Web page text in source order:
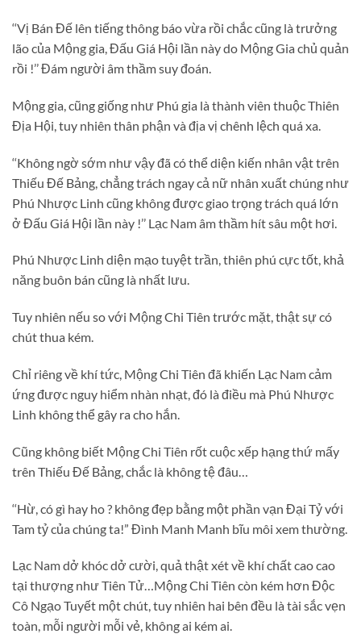
‘‘Vị Bán Đế lên tiếng thông báo vừa rồi chắc cũng là trưởng
lão của Mộng gia, Đấu Giá Hội lần này do Mộng Gia chủ quản
rồi !’’ Đám người âm thầm suy đoán.
Mộng gia, cũng giống như Phú gia là thành viên thuộc Thiên
Địa Hội, tuy nhiên thân phận và địa vị chênh lệch quá xa.
‘‘Không ngờ sớm như vậy đã có thể diện kiến nhân vật trên
Thiếu Đế Bảng, chẳng trách ngay cả nữ nhân xuất chúng như
Phú Nhược Linh cũng không được giao trọng trách quá lớn
ở Đấu Giá Hội lần này !’’ Lạc Nam âm thầm hít sâu một hơi.
Phú Nhược Linh diện mạo tuyệt trần, thiên phú cực tốt, khả
năng buôn bán cũng là nhất lưu.
Tuy nhiên nếu so với Mộng Chi Tiên trước mặt, thật sự có
chút thua kém.
Chỉ riêng về khí tức, Mộng Chi Tiên đã khiến Lạc Nam cảm
ứng được nguy hiểm nhàn nhạt, đó là điều mà Phú Nhược
Linh không thể gây ra cho hắn.
Cũng không biết Mộng Chi Tiên rốt cuộc xếp hạng thứ mấy
trên Thiếu Đế Bảng, chắc là không tệ đâu…
‘‘Hừ, có gì hay ho ? không đẹp bằng một phần vạn Đại Tỷ với
Tam tỷ của chúng ta!” Đình Manh Manh bĩu môi xem thường.
Lạc Nam dở khóc dở cười, quả thật xét về khí chất cao cao
tại thượng như Tiên Tử…Mộng Chi Tiên còn kém hơn Độc
Cô Ngạo Tuyết một chút, tuy nhiên hai bên đều là tài sắc vẹn
toàn, mỗi người mỗi vẻ, không ai kém ai.